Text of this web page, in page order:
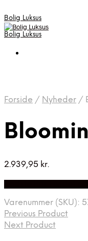
Bolig Luksus
Bolig Luksus
Forside / Nyheder /
2.939,95 kr.
Varenummer (SKU):
Previous Product
Next Product